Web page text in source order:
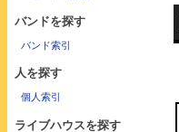
バンドを探す
バンド索引
人を探す
個人索引
ライブハウスを探す